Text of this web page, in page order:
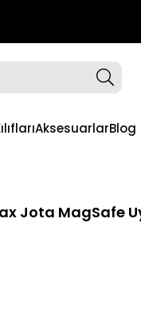
AksesuarlarBlog
Jota MagSafe